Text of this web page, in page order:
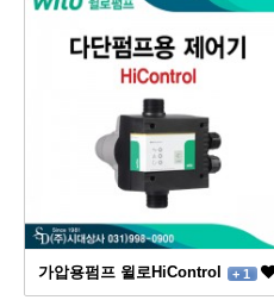
가압용펌프 윌로HiControl + 1